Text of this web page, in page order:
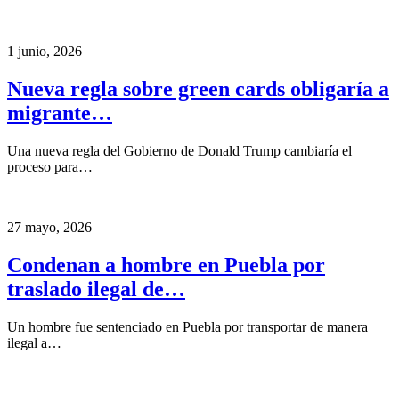
1 junio, 2026
Nueva regla sobre green cards obligaría a
migrante…
Una nueva regla del Gobierno de Donald Trump cambiaría el
proceso para…
27 mayo, 2026
Condenan a hombre en Puebla por
traslado ilegal de…
Un hombre fue sentenciado en Puebla por transportar de manera
ilegal a…